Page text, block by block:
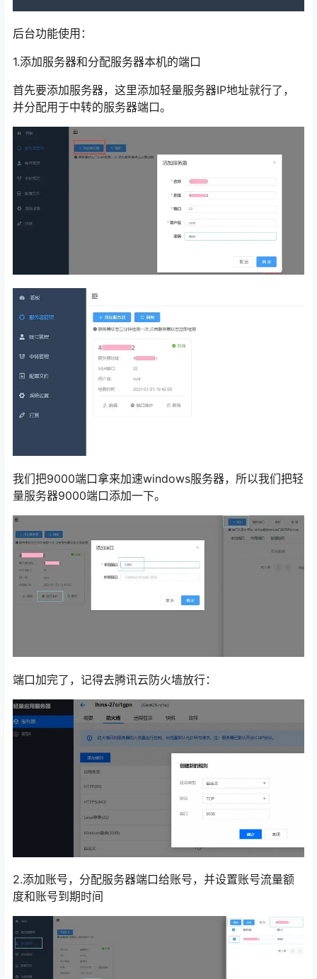
后台功能使用：
1.添加服务器和分配服务器本机的端口
首先要添加服务器，这里添加轻量服务器IP地址就行了，
并分配用于中转的服务器端口。
我们把9000端口拿来加速windows服务器，所以我们把轻
量服务器9000端口添加一下。
端口加完了，记得去腾讯云防火墙放行：
2.添加账号，分配服务器端口给账号，并设置账号流量额
度和账号到期时间